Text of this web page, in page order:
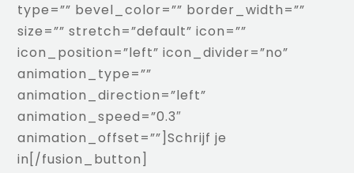
type=”” bevel_color=”” border_width=””
size=”” stretch=”default” icon=””
icon_position=”left” icon_divider=”no”
animation_type=””
animation_direction=”left”
animation_speed=”0.3″
animation_offset=””]Schrijf je
in[/fusion_button]